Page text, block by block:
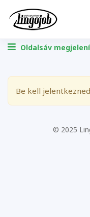
Oldalsáv
Be kell
© 2025